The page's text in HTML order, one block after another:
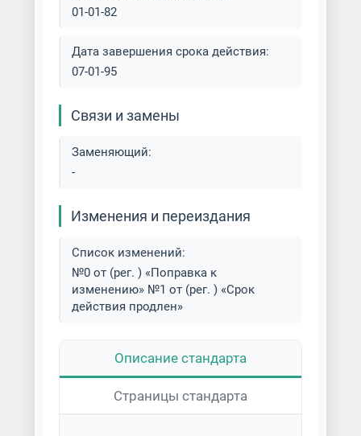
01-01-82
Дата завершения срока действия:
07-01-95
Связи и замены
Заменяющий:
-
Изменения и переиздания
Список изменений:
№0 от (рег. ) «Поправка к
изменению» №1 от (рег. ) «Срок
действия продлен»
Описание стандарта
Страницы стандарта